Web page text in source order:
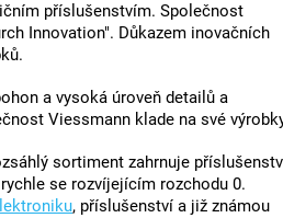
příslušenstvím. Společnost
Innovation". Důkazem inovačních
a vysoká úroveň detailů a
Viessmann klade na své
sortiment zahrnuje
se rozvíjejícím rozchodu 0.
, příslušenství a již známou